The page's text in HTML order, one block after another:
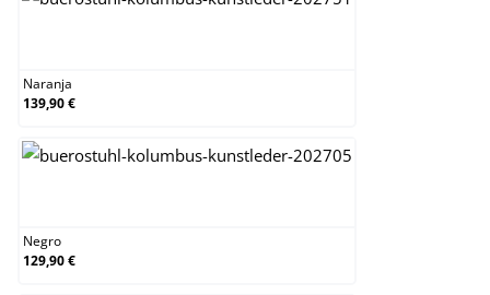
Naranja
139,90 €
Negro
129,90 €